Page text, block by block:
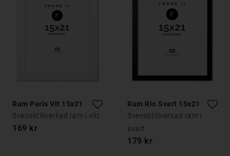
Ram Paris Vit 15x21
Svensktillverkad ram i vitt
169 kr
Ram Rio Svart 15x21
Svensktillverkad ram i
svart
179 kr